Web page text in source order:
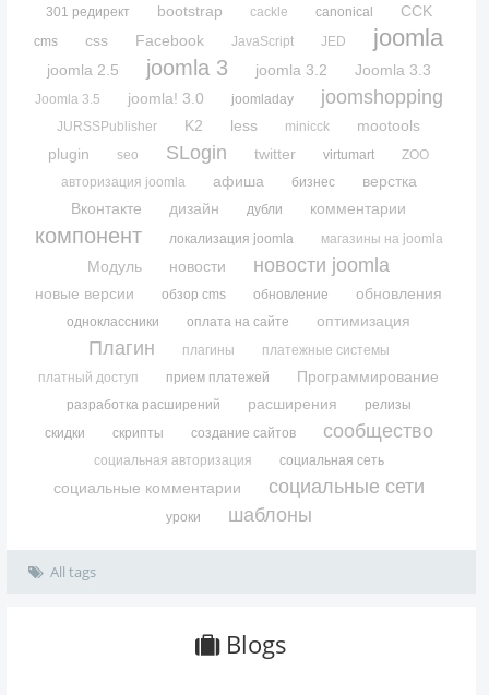
301 редирект bootstrap cackle canonical CCK
cms css Facebook JavaScript JED joomla
joomla 2.5 joomla 3 joomla 3.2 Joomla 3.3
Joomla 3.5 joomla! 3.0 joomladay joomshopping
JURSSPublisher K2 less minicck
mootools
plugin
seo SLogin twitter virtumart
ZOO
авторизация joomla
афиша бизнес
верстка
Вконтакте
дизайн дубли комментарии
компонент локализация joomla магазины на joomla
Модуль новости новости joomla
новые версии обзор cms обновление обновления
одноклассники оплата на сайте оптимизация
Плагин плагины
платежные системы
платный доступ
прием платежей Программирование
разработка расширений расширения
релизы
скидки
скрипты создание сайтов сообщество
социальная авторизация социальная сеть
социальные комментарии социальные сети
уроки шаблоны
All tags
Blogs